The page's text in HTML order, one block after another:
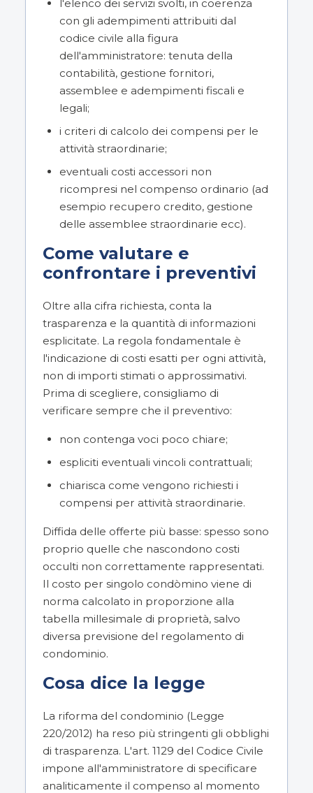
l'elenco dei servizi svolti, in coerenza
con gli adempimenti attribuiti dal
codice civile alla figura
dell'amministratore: tenuta della
contabilità, gestione fornitori,
assemblee e adempimenti fiscali e
legali;
i criteri di calcolo dei compensi per le
attività straordinarie;
eventuali costi accessori non
ricompresi nel compenso ordinario (ad
esempio recupero credito, gestione
delle assemblee straordinarie ecc).
Come valutare e
confrontare i preventivi
Oltre alla cifra richiesta, conta la
trasparenza e la quantità di informazioni
esplicitate. La regola fondamentale è
l'indicazione di costi esatti per ogni attività,
non di importi stimati o approssimativi.
Prima di scegliere, consigliamo di
verificare sempre che il preventivo:
non contenga voci poco chiare;
espliciti eventuali vincoli contrattuali;
chiarisca come vengono richiesti i
compensi per attività straordinarie.
Diffida delle offerte più basse: spesso sono
proprio quelle che nascondono costi
occulti non correttamente rappresentati.
Il costo per singolo condòmino viene di
norma calcolato in proporzione alla
tabella millesimale di proprietà, salvo
diversa previsione del regolamento di
condominio.
Cosa dice la legge
La riforma del condominio (Legge
220/2012) ha reso più stringenti gli obblighi
di trasparenza. L'art. 1129 del Codice Civile
impone all'amministratore di specificare
analiticamente il compenso al momento